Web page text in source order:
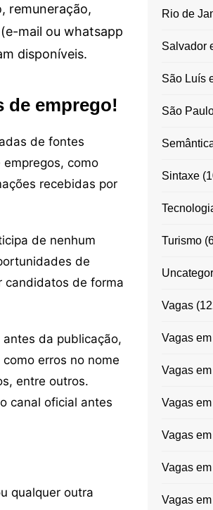
remuneração,
mail ou whatsapp
disponíveis.
de emprego!
de fontes
como
recebidas por
de nenhum
de
candidatos de forma
da publicação,
erros no nome
entre outros.
canal oficial antes
qualquer outra
Rio de
Salvador
São Luís
São
Sintaxe
Turismo
Vagas
Vagas
Vagas
Vagas
Vagas
Vagas
Vagas